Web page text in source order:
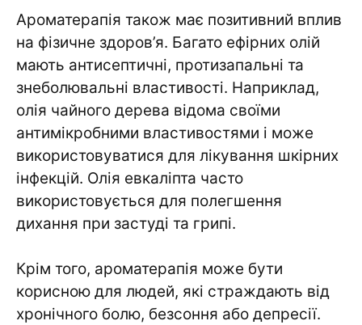
Ароматерапія також має позитивний вплив
на фізичне здоров’я. Багато ефірних олій
мають антисептичні, протизапальні та
знеболювальні властивості. Наприклад,
олія чайного дерева відома своїми
антимікробними властивостями і може
використовуватися для лікування шкірних
інфекцій. Олія евкаліпта часто
використовується для полегшення
дихання при застуді та грипі.
Крім того, ароматерапія може бути
корисною для людей, які страждають від
хронічного болю, безсоння або депресії.